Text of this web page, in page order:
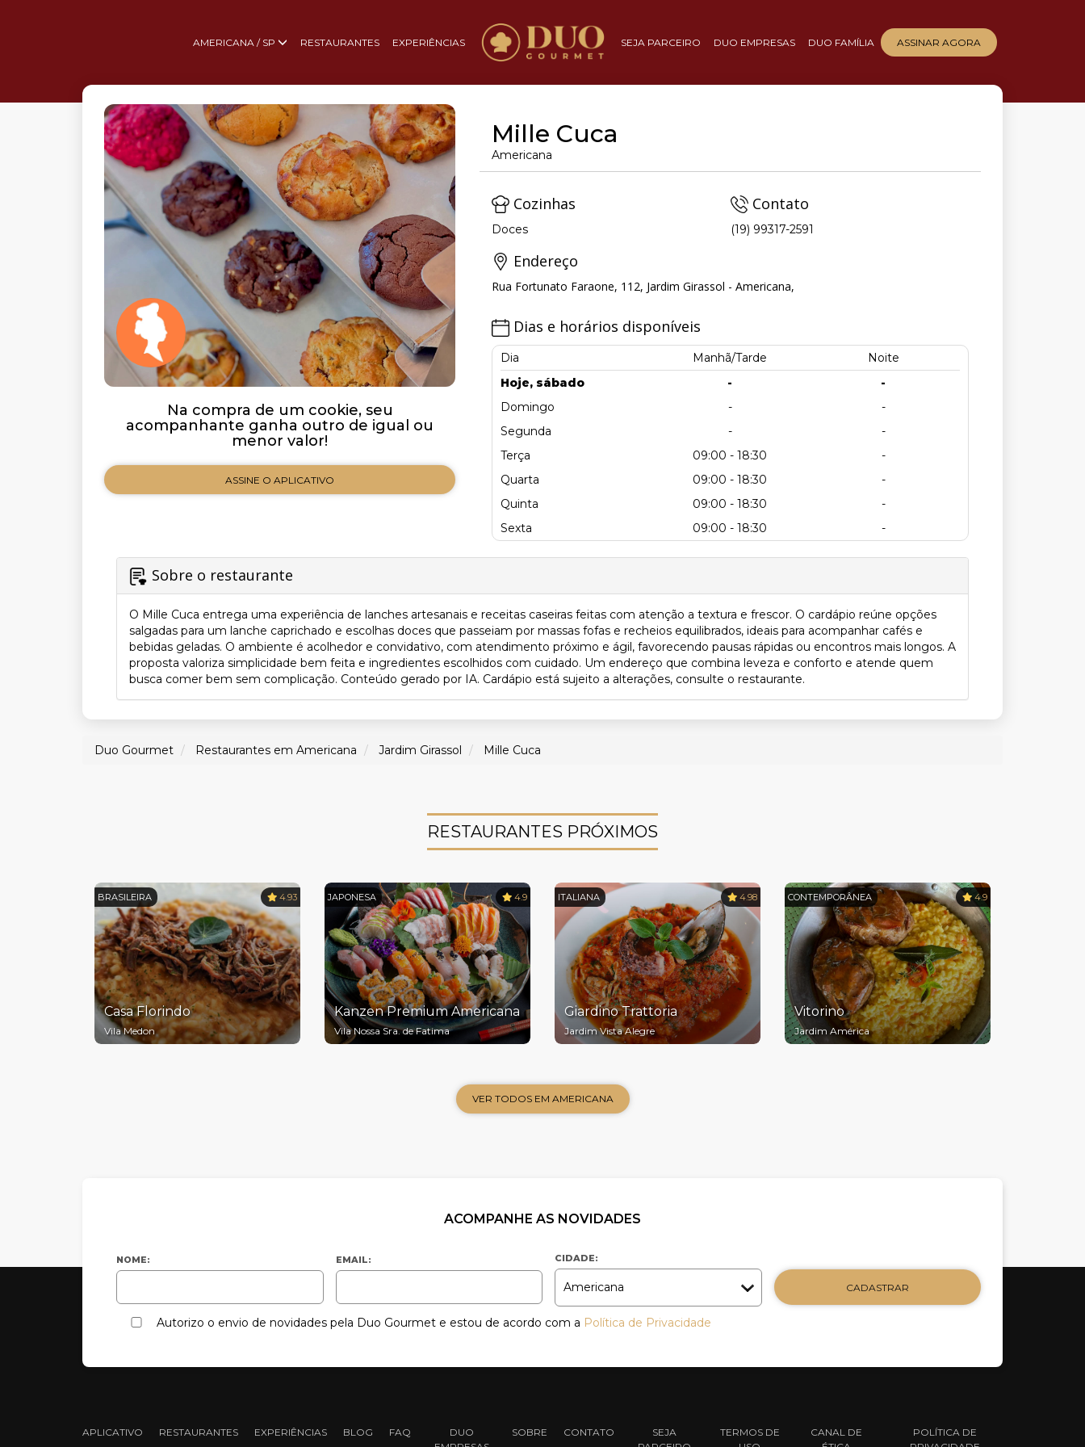
AMERICANA / SP RESTAURANTES EXPERIÊNCIAS SEJA PARCEIRO DUO EMPRESAS DUO FAMÍLIA ASSINAR AGORA
Na compra de um cookie, seu
acompanhante ganha outro de igual ou
menor valor!
ASSINE O APLICATIVO
Mille Cuca
Americana
Cozinhas
Doces
Contato
(19) 99317-2591
Endereço
Rua Fortunato Faraone, 112, Jardim Girassol - Americana,
Dias e horários disponíveis
Dia Manhã/Tarde
Noite
Hoje, sábado
-
-
Domingo
-
-
Segunda
-
-
Terça
09:00 - 18:30
-
Quarta
09:00 - 18:30
-
Quinta
09:00 - 18:30
-
Sexta
09:00 - 18:30 -
Sobre o restaurante
O Mille Cuca entrega uma experiência de lanches artesanais e receitas caseiras feitas com atenção a textura e frescor. O cardápio reúne opções
salgadas para um lanche caprichado e escolhas doces que passeiam por massas fofas e recheios equilibrados, ideais para acompanhar cafés e
bebidas geladas. O ambiente é acolhedor e convidativo, com atendimento próximo e ágil, favorecendo pausas rápidas ou encontros mais longos. A
proposta valoriza simplicidade bem feita e ingredientes escolhidos com cuidado. Um endereço que combina leveza e conforto e atende quem
busca comer bem sem complicação. Conteúdo gerado por IA. Cardápio está sujeito a alterações, consulte o restaurante.
Duo Gourmet Restaurantes em Americana Jardim Girassol Mille Cuca
RESTAURANTES PRÓXIMOS
BRASILEIRA 4.93
Casa Florindo
Vila Medon
JAPONESA 4.9
Kanzen Premium Americana
Vila Nossa Sra. de Fatima
ITALIANA 4.98
Giardino Trattoria
Jardim Vista Alegre
CONTEMPORÂNEA 4.9
Vitorino
Jardim América
VER TODOS EM AMERICANA
ACOMPANHE AS NOVIDADES
NOME: EMAIL: CIDADE:
CADASTRAR
Autorizo o envio de novidades pela Duo Gourmet e estou de acordo com a Política de Privacidade
APLICATIVO RESTAURANTES EXPERIÊNCIAS BLOG FAQ DUO SOBRE CONTATO SEJA TERMOS DE CANAL DE POLÍTICA DE